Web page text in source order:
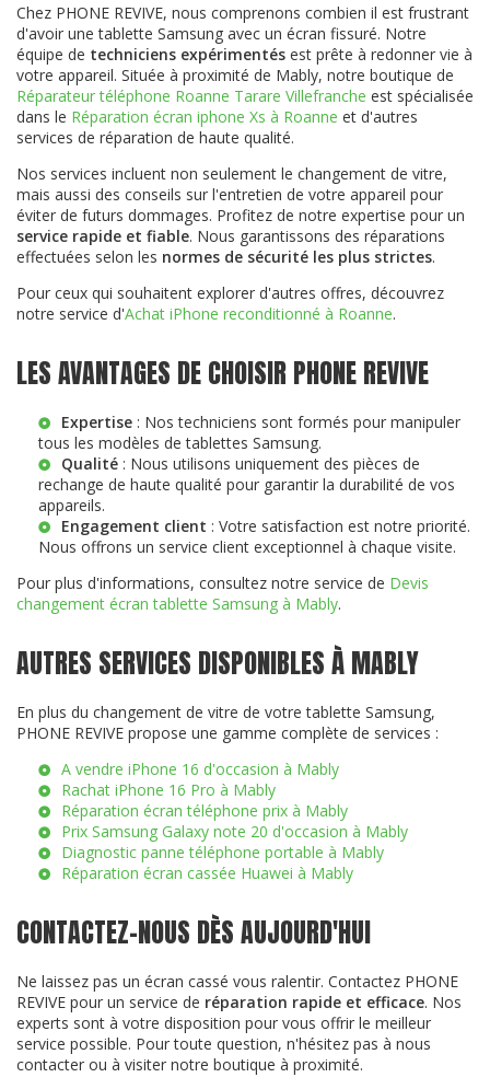
Chez PHONE REVIVE, nous comprenons combien il est frustrant
d'avoir une tablette Samsung avec un écran fissuré. Notre
équipe de techniciens expérimentés est prête à redonner vie à
votre appareil. Située à proximité de Mably, notre boutique de
Réparateur téléphone Roanne Tarare Villefranche est spécialisée
dans le Réparation écran iphone Xs à Roanne et d'autres
services de réparation de haute qualité.
Nos services incluent non seulement le changement de vitre,
mais aussi des conseils sur l'entretien de votre appareil pour
éviter de futurs dommages. Profitez de notre expertise pour un
service rapide et fiable. Nous garantissons des réparations
effectuées selon les normes de sécurité les plus strictes.
Pour ceux qui souhaitent explorer d'autres offres, découvrez
notre service d'Achat iPhone reconditionné à Roanne.
LES AVANTAGES DE CHOISIR PHONE REVIVE
Expertise : Nos techniciens sont formés pour manipuler
tous les modèles de tablettes Samsung.
Qualité : Nous utilisons uniquement des pièces de
rechange de haute qualité pour garantir la durabilité de vos
appareils.
Engagement client : Votre satisfaction est notre priorité.
Nous offrons un service client exceptionnel à chaque visite.
Pour plus d'informations, consultez notre service de Devis
changement écran tablette Samsung à Mably.
AUTRES SERVICES DISPONIBLES À MABLY
En plus du changement de vitre de votre tablette Samsung,
PHONE REVIVE propose une gamme complète de services :
A vendre iPhone 16 d'occasion à Mably
Rachat iPhone 16 Pro à Mably
Réparation écran téléphone prix à Mably
Prix Samsung Galaxy note 20 d'occasion à Mably
Diagnostic panne téléphone portable à Mably
Réparation écran cassée Huawei à Mably
CONTACTEZ-NOUS DÈS AUJOURD'HUI
Ne laissez pas un écran cassé vous ralentir. Contactez PHONE
REVIVE pour un service de réparation rapide et efficace. Nos
experts sont à votre disposition pour vous offrir le meilleur
service possible. Pour toute question, n'hésitez pas à nous
contacter ou à visiter notre boutique à proximité.